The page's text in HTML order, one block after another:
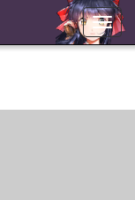
主
選